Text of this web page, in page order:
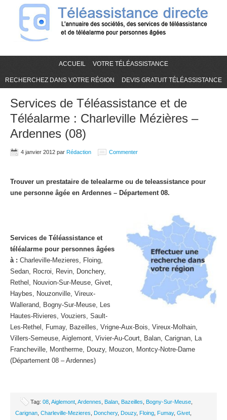
ACCUEIL VOTRE TÉLÉASSISTANCE
RECHERCHEZ DANS VOTRE RÉGION DEVIS GRATUIT TÉLÉASSISTANCE
Services de Téléassistance et de
Téléalarme : Charleville Mézières –
Ardennes (08)
4 janvier 2012 par Rédaction Commenter
Trouver un prestataire de telealarme ou de teleassistance pour
une personne âgée en Ardennes – Département 08.
Services de Téléassistance et
téléalarme pour personnes âgées
à : Charleville-Mezieres, Floing,
Sedan, Rocroi, Revin, Donchery,
Rethel, Nouvion-Sur-Meuse, Givet,
Haybes, Nouzonville, Vireux-
Wallerand, Bogny-Sur-Meuse, Les
Hautes-Rivieres, Vouziers, Sault-
Les-Rethel, Fumay, Bazeilles, Vrigne-Aux-Bois, Vireux-Molhain,
Villers-Semeuse, Aiglemont, Vivier-Au-Court, Balan, Carignan, La
Francheville, Montherme, Douzy, Mouzon, Montcy-Notre-Dame
(Département 08 – Ardennes)
Tag: 08 Aiglemont Ardennes Balan Bazeilles Bogny-Sur-Meuse
Carignan Charleville-Mezieres Donchery, Douzy, Floing Fumay, Givet